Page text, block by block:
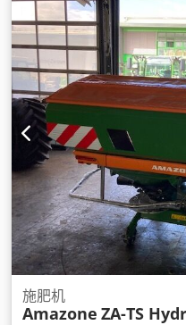
施肥机
Amazone ZA-TS